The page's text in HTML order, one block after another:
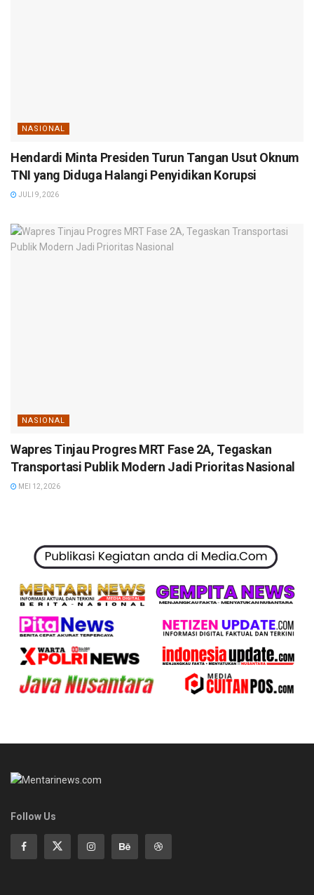
NASIONAL
Hendardi Minta Presiden Turun Tangan Usut Oknum
TNI yang Diduga Halangi Penyidikan Korupsi
JULI 9, 2026
NASIONAL
Wapres Tinjau Progres MRT Fase 2A, Tegaskan
Transportasi Publik Modern Jadi Prioritas Nasional
MEI 12, 2026
Follow Us